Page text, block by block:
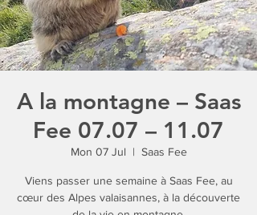
A la montagne – Saas
Fee 07.07 – 11.07
Mon 07 Jul
  |
Saas Fee
Viens passer une semaine à Saas Fee, au
cœur des Alpes valaisannes, à la découverte